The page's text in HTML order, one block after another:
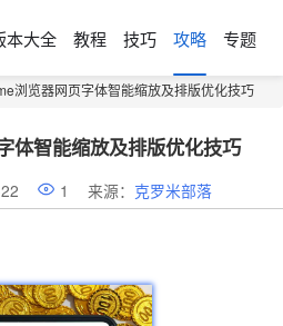
本大全 教程 技巧 攻略 专题
浏览器网页字体智能缩放及排版优化技巧
体智能缩放及排版优化技巧
1 来源： 克罗米部落